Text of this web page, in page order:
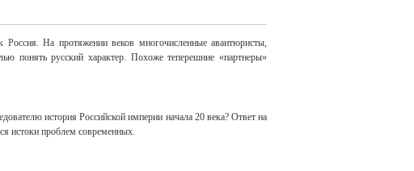
На протяжении веков многочисленные авантюристы,
понять русский характер. Похоже теперешние «партнеры»
история Российской империи начала 20 века? Ответ на
истоки проблем современных.